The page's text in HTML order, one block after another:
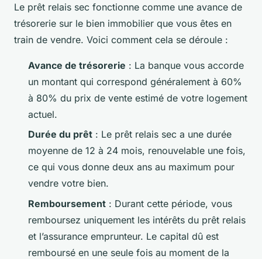
Le prêt relais sec fonctionne comme une avance de
trésorerie sur le bien immobilier que vous êtes en
train de vendre. Voici comment cela se déroule :
Avance de trésorerie : La banque vous accorde
un montant qui correspond généralement à 60%
à 80% du prix de vente estimé de votre logement
actuel.
Durée du prêt : Le prêt relais sec a une durée
moyenne de 12 à 24 mois, renouvelable une fois,
ce qui vous donne deux ans au maximum pour
vendre votre bien.
Remboursement : Durant cette période, vous
remboursez uniquement les intérêts du prêt relais
et l’assurance emprunteur. Le capital dû est
remboursé en une seule fois au moment de la